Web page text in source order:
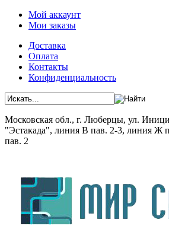
Мой аккаунт
Мои заказы
Доставка
Оплата
Контакты
Конфиденциальность
Московская обл., г. Люберцы, ул.
"Эстакада", линия В пав. 2-3, линия Ж
пав. 2